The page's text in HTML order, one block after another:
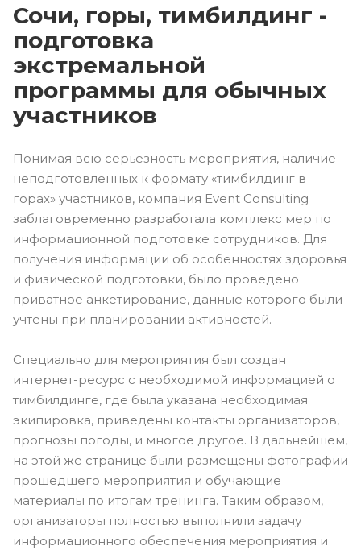
Сочи, горы, тимбилдинг -
подготовка
экстремальной
программы для обычных
участников
Понимая всю серьезность мероприятия, наличие
неподготовленных к формату «тимбилдинг в
горах» участников, компания Event Consulting
заблаговременно разработала комплекс мер по
информационной подготовке сотрудников. Для
получения информации об особенностях здоровья
и физической подготовки, было проведено
приватное анкетирование, данные которого были
учтены при планировании активностей.
Специально для мероприятия был создан
интернет-ресурс с необходимой информацией о
тимбилдинге, где была указана необходимая
экипировка, приведены контакты организаторов,
прогнозы погоды, и многое другое. В дальнейшем,
на этой же странице были размещены фотографии
прошедшего мероприятия и обучающие
материалы по итогам тренинга. Таким образом,
организаторы полностью выполнили задачу
информационного обеспечения мероприятия и